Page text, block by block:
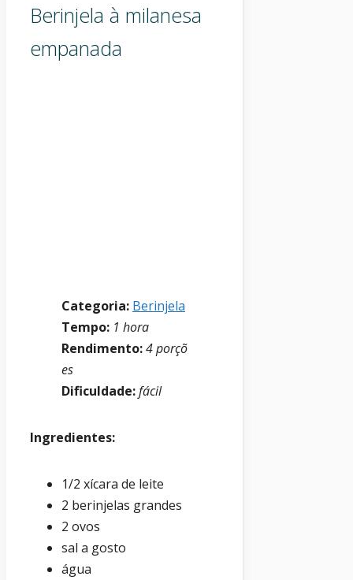
Berinjela à milanesa
empanada
Categoria: Berinjela
Tempo: 1 hora
Rendimento:4porçõ
es
Dificuldade:fácil
Ingredientes:
1/2 xícara de leite
2 berinjelas grandes
2 ovos
sal a gosto
água